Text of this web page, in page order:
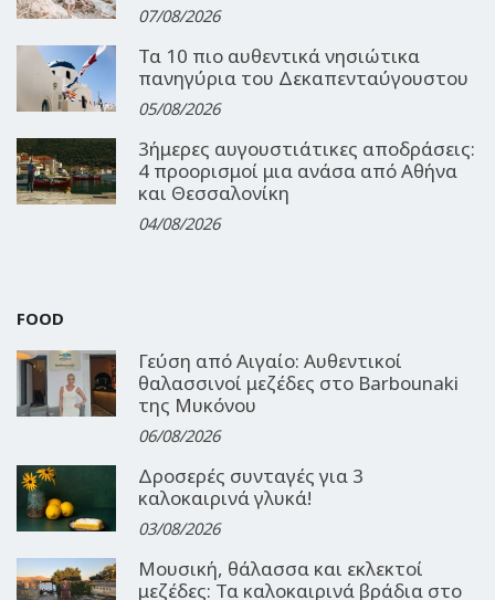
07/08/2026
Τα 10 πιο αυθεντικά νησιώτικα
πανηγύρια του Δεκαπενταύγουστου
05/08/2026
3ήμερες αυγουστιάτικες αποδράσεις:
4 προορισμοί μια ανάσα από Αθήνα
και Θεσσαλονίκη
04/08/2026
FOOD
Γεύση από Αιγαίο: Αυθεντικοί
θαλασσινοί μεζέδες στο Barbounaki
της Μυκόνου
06/08/2026
Δροσερές συνταγές για 3
καλοκαιρινά γλυκά!
03/08/2026
Μουσική, θάλασσα και εκλεκτοί
μεζέδες: Τα καλοκαιρινά βράδια στο